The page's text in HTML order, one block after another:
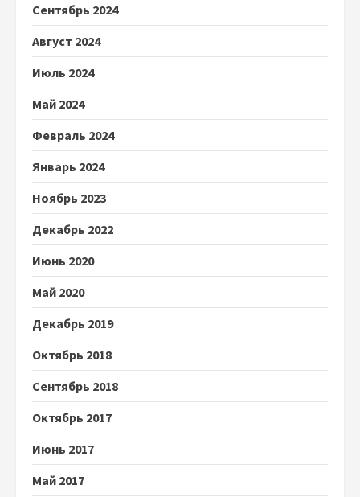
Сентябрь 2024
Август 2024
Июль 2024
Май 2024
Февраль 2024
Январь 2024
Ноябрь 2023
Декабрь 2022
Июнь 2020
Май 2020
Декабрь 2019
Октябрь 2018
Сентябрь 2018
Октябрь 2017
Июнь 2017
Май 2017